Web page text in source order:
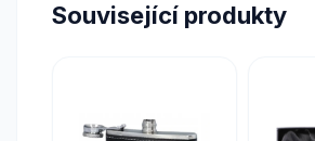
Související produkty